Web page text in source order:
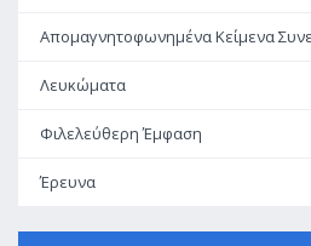
Απομαγνητοφωνημένα Κείμενα
Λευκώματα
Φιλελεύθερη Έμφαση
Έρευνα